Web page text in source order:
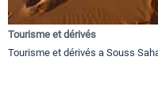
Tourisme et dérivés
Tourisme et dérivés a Souss